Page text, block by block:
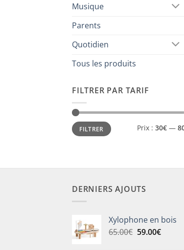
Musique
Parents
Quotidien
Tous les produits
FILTRER PAR TARIF
Prix
min
Prix
maxFILTRER Prix : 30€ —
DERNIERS AJOUTS
Xylophone en bois
65.00€ Le
59.00€Le